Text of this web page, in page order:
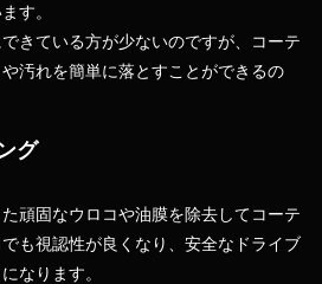
す。
きている方が少ないのですが、
コーテ
汚れを簡単に落とすことができるの
グ
頑固なウロコや油膜を除去してコーテ
も視認性が良くなり、安全なドライブ
なります。